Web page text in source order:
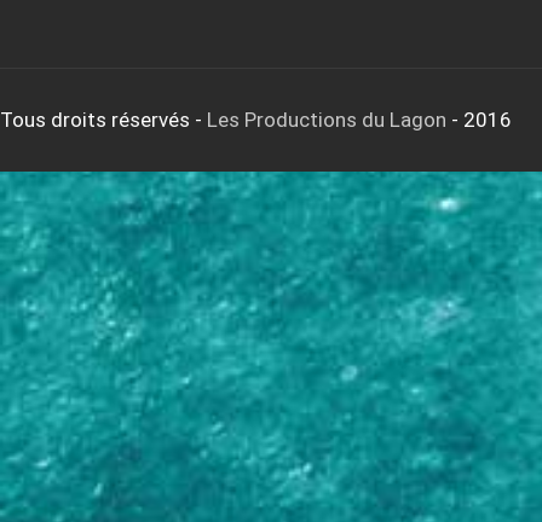
Tous droits réservés - Les Productions du Lagon - 2016